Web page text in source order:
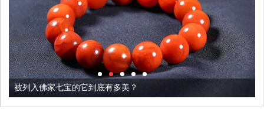
被列入佛家七宝的它到底有多美？